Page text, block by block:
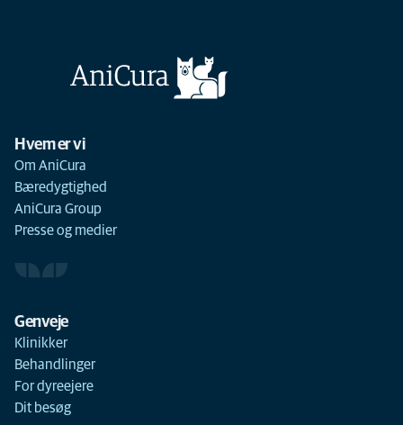
Hvem er vi
Om AniCura
Bæredygtighed
AniCura Group
Presse og medier
Genveje
Klinikker
Behandlinger
For dyreejere
Dit besøg